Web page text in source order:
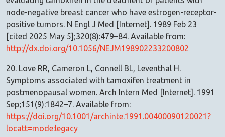
node-negative breast cancer who have estrogen-receptor-
positive tumors. N Engl J Med [Internet]. 1989 Feb 23
[cited 2025 May 5];320(8):479–84. Available from:
http://dx.doi.org/10.1056/NEJM198902233200802
20. Love RR, Cameron L, Connell BL, Leventhal H.
Symptoms associated with tamoxifen treatment in
postmenopausal women. Arch Intern Med [Internet]. 1991
Sep;151(9):1842–7. Available from:
https://doi.org/10.1001/archinte.1991.00400090120021?
locatt=mode:legacy